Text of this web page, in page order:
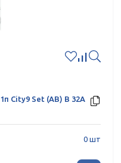
City9 Set (АВ) B 32А
0 шт